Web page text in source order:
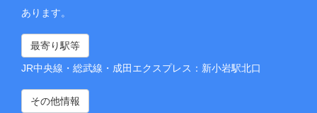
あります。
最寄り駅等
JR中央線・総武線・成田エクスプレス：新小岩駅北口
その他情報